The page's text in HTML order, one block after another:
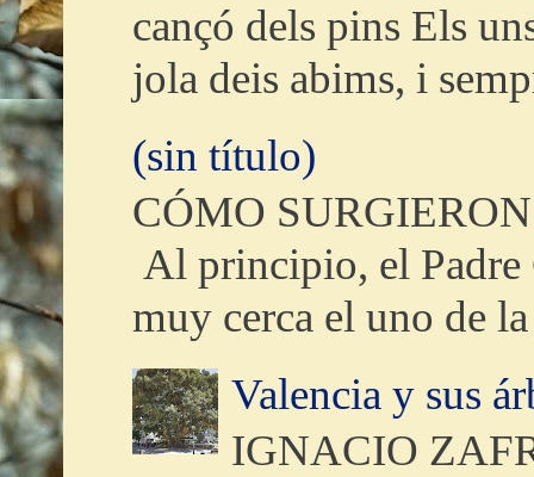
cançó dels pins Els
jola deis abims, i
(sin título)
CÓMO
Al principio, el Padre
muy cerca el uno de
Valencia y sus
IGNACIO